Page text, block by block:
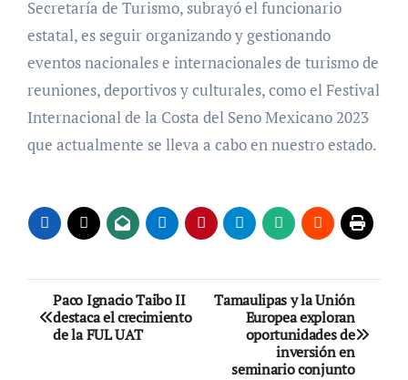
Secretaría de Turismo, subrayó el funcionario
estatal, es seguir organizando y gestionando
eventos nacionales e internacionales de turismo de
reuniones, deportivos y culturales, como el Festival
Internacional de la Costa del Seno Mexicano 2023
que actualmente se lleva a cabo en nuestro estado.
Navegación
de
Paco Ignacio Taibo II
destaca el crecimiento
de la FUL UAT
Tamaulipas y la Unión
Europea exploran
oportunidades de
inversión en
seminario conjunto